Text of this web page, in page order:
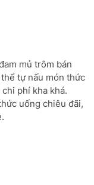
mủ trôm bán
tự nấu món thức
phí kha khá.
uống chiêu đãi,